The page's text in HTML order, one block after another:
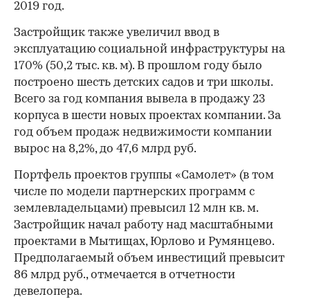
2019 год.
Застройщик также увеличил ввод в
эксплуатацию социальной инфраструктуры на
170% (50,2 тыс. кв. м). В прошлом году было
построено шесть детских садов и три школы.
Всего за год компания вывела в продажу 23
корпуса в шести новых проектах компании. За
год объем продаж недвижимости компании
вырос на 8,2%, до 47,6 млрд руб.
Портфель проектов группы «Самолет» (в том
числе по модели партнерских программ с
землевладельцами) превысил 12 млн кв. м.
Застройщик начал работу над масштабными
проектами в Мытищах, Юрлово и Румянцево.
Предполагаемый объем инвестиций превысит
86 млрд руб., отмечается в отчетности
девелопера.